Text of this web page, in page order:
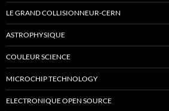
LE GRAND COLLISIONNEUR-CERN
ASTROPHYSIQUE
COULEUR SCIENCE
MICROCHIP TECHNOLOGY
ELECTRONIQUE OPEN SOURCE